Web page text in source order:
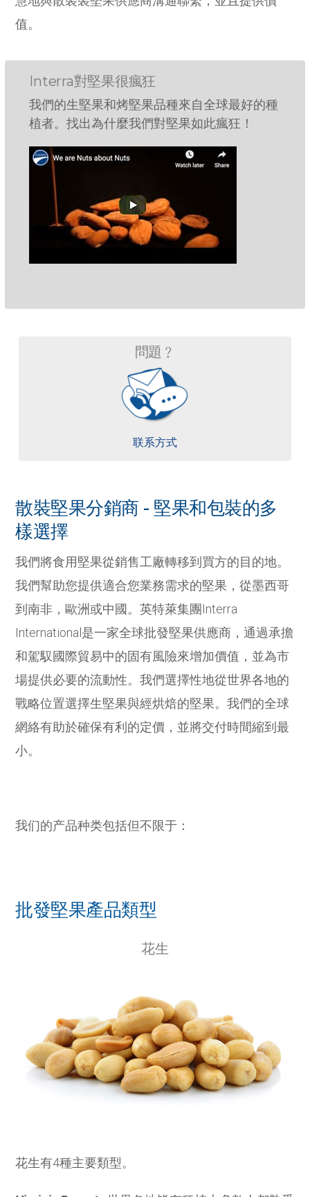
值。
Interra對堅果很瘋狂
我們的生堅果和烤堅果品種來自全球最好的種
植者。找出為什麼我們對堅果如此瘋狂！
問題﹖
联系方式
散裝堅果分銷商 - 堅果和包裝的多
樣選擇
我們將食用堅果從銷售工廠轉移到買方的目的地。
我們幫助您提供適合您業務需求的堅果，從墨西哥
到南非，歐洲或中國。英特萊集團Interra
International是一家全球批發堅果供應商，通過承擔
和駕馭國際貿易中的固有風險來增加價值，並為市
場提供必要的流動性。我們選擇性地從世界各地的
戰略位置選擇生堅果與經烘焙的堅果。我們的全球
網絡有助於確保有利的定價，並將交付時間縮到最
小。
我们的产品种类包括但不限于：
批發堅果產品類型
花生
花生有4種主要類型。